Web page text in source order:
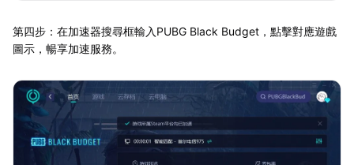
第四步：在加速器搜尋框輸入PUBG Black Budget，點擊對應遊戲
圖示，暢享加速服務。